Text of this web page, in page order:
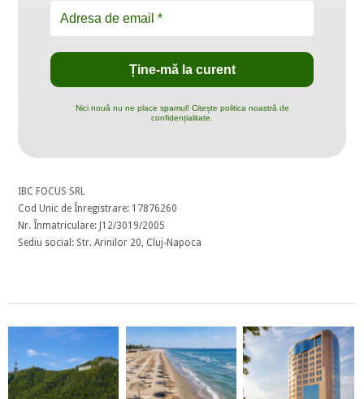
Nici nouă nu ne place spamul! Citește politica noastră de
confidențialitate.
IBC FOCUS SRL
Cod Unic de Înregistrare: 17876260
Nr. Înmatriculare: J12/3019/2005
Sediu social: Str. Arinilor 20, Cluj-Napoca